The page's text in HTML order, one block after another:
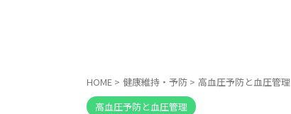
HOME > 健康維持・予防 > 高血圧予防と血圧管理
高血圧予防と血圧管理